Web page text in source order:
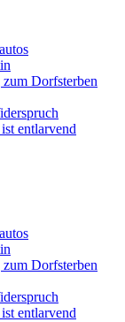
Dorfsterben
entlarvend
Dorfsterben
entlarvend